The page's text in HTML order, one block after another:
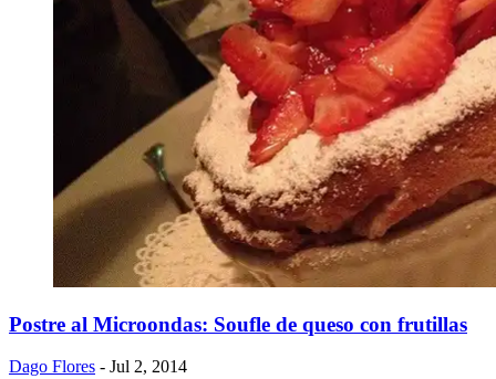
Postre al Microondas: Soufle de queso con frutillas
Dago Flores - Jul 2, 2014